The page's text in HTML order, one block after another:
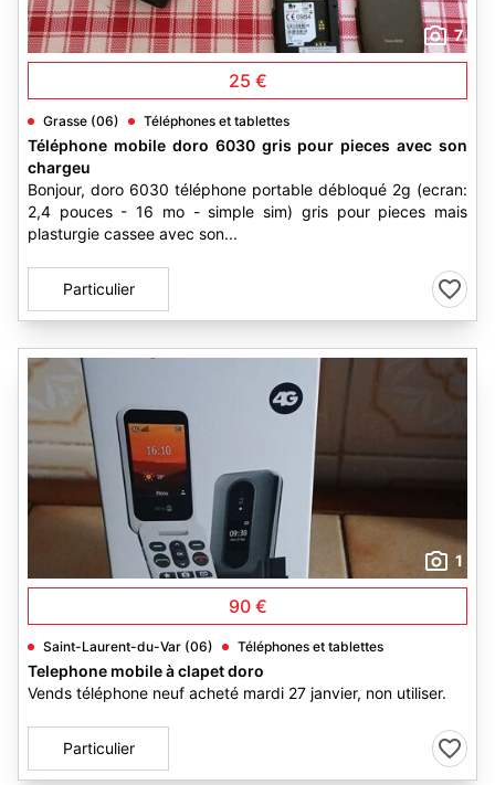
7
25 €
Grasse (06) Téléphones et tablettes
Téléphone mobile doro 6030 gris pour pieces avec son
chargeu
Bonjour, doro 6030 téléphone portable débloqué 2g (ecran:
2,4 pouces - 16 mo - simple sim) gris pour pieces mais
plasturgie cassee avec son...
Particulier
1
90 €
Saint-Laurent-du-Var (06) Téléphones et tablettes
Telephone mobile à clapet doro
Vends téléphone neuf acheté mardi 27 janvier, non utiliser.
Particulier